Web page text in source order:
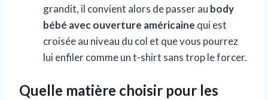
grandit, il convient alors de passer au body
bébé avec ouverture américaine qui est
croisée au niveau du col et que vous pourrez
lui enfiler comme un t-shirt sans trop le forcer.
Quelle matière choisir pour les